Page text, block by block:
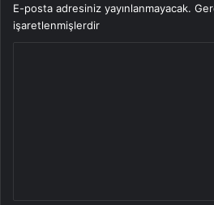
E-posta adresiniz yayınlanmayacak.
işaretlenmişlerdir